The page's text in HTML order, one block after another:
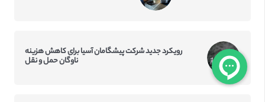
رویکرد جدید شرکت پیشگامان آسیا برای کاهش هزینه
ناوگان حمل و نقل